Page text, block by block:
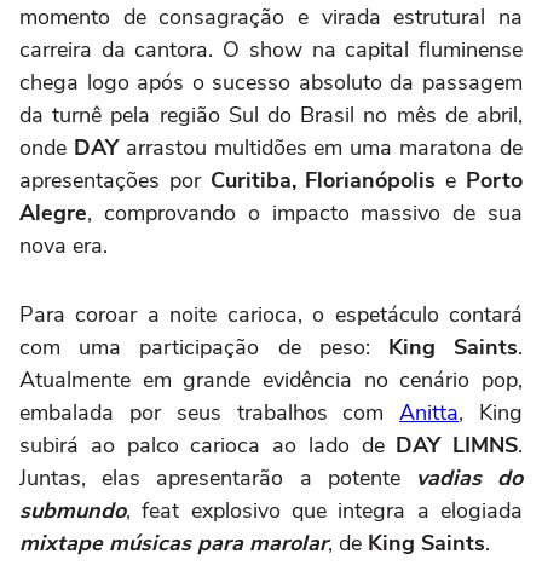
momento de consagração e virada estrutural na
carreira da cantora. O show na capital fluminense
chega logo após o sucesso absoluto da passagem
da turnê pela região Sul do Brasil no mês de abril,
onde DAYarrastou multidões em uma maratona de
apresentações porCuritiba, Florianópolise Porto
Alegre, comprovando o impacto massivo de sua
nova era.
Para coroar a noite carioca, o espetáculo contará
com uma participação de peso: King Saints.
Atualmente em grande evidência no cenário pop,
embalada por seus trabalhos comAnitta, King
subirá ao palco carioca ao lado de DAY LIMNS.
Juntas, elas apresentarão a potente vadias do
submundo, feat explosivo que integra a elogiada
mixtape músicas para marolar, de King Saints.